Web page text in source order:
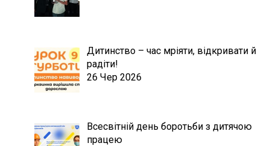
Дитинство – час мріяти, відкривати й
радіти!
26 Чер 2026
Всесвітній день боротьби з дитячою
працею